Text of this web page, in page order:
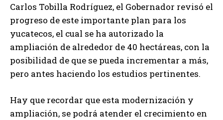
Carlos Tobilla Rodríguez, el Gobernador revisó el
progreso de este importante plan para los
yucatecos, el cual se ha autorizado la
ampliación de alrededor de 40 hectáreas, con la
posibilidad de que se pueda incrementar a más,
pero antes haciendo los estudios pertinentes.
Hay que recordar que esta modernización y
ampliación, se podrá atender el crecimiento en